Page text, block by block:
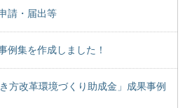
請・届出等
例集を作成しました！
方改革環境づくり助成金」成果事例